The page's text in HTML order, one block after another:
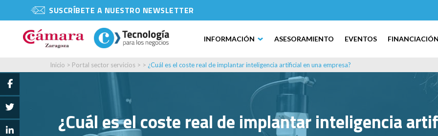
SUSCRÍBETE A NUESTRO NEWSLETTER
INFORMACIÓN ASESORAMIENTO EVENTOS FINANCIACIÓN
Inicio > Portal sector servicios > > ¿Cuál es el coste real de implantar inteligencia artificial en una empresa?
¿Cuál es el coste real de implantar inteligencia